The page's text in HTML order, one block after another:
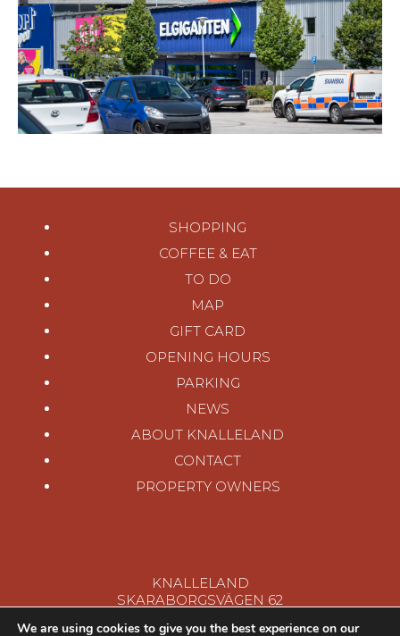
SHOPPING
COFFEE & EAT
TO DO
MAP
GIFT CARD
OPENING HOURS
PARKING
NEWS
ABOUT KNALLELAND
CONTACT
PROPERTY OWNERS
KNALLELAND
SKARABORGSVÄGEN 62
We are using cookies to give you the best experience on our